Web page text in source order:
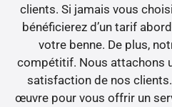
clients. Si jamais vous
bénéficierez d’un tarif
votre benne. De plus,
compétitif. Nous attachons
satisfaction de nos
œuvre pour vous offrir un